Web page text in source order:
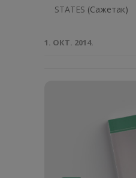
STATES (Сажетак)
1. ОКТ. 2014.